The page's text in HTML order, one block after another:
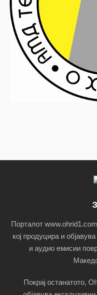
Порталот
кој продуцира и
и аудио емисии
Покрај останатото,